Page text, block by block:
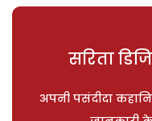
सरिता
अपनी पसंदीदा